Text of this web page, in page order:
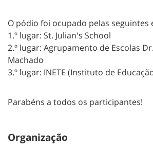
O pódio foi ocupado pelas seguintes
1.º lugar: St. Julian's School
2.º lugar: Agrupamento de Escolas
Machado
3.º lugar: INETE (Instituto de
Parabéns a todos os participantes!
Organização